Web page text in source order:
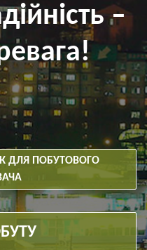
–
ДЛЯ ПОБУТОВОГО